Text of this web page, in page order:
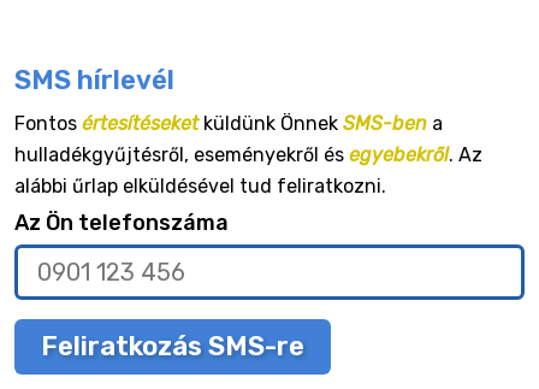
SMS hírlevél
Fontos értesítéseketküldünk Önnek SMS-ben a
hulladékgyűjtésről, eseményekről és egyebekről. Az
alábbi űrlap elküldésével tud feliratkozni.
Az Ön telefonszáma
Feliratkozás SMS-re